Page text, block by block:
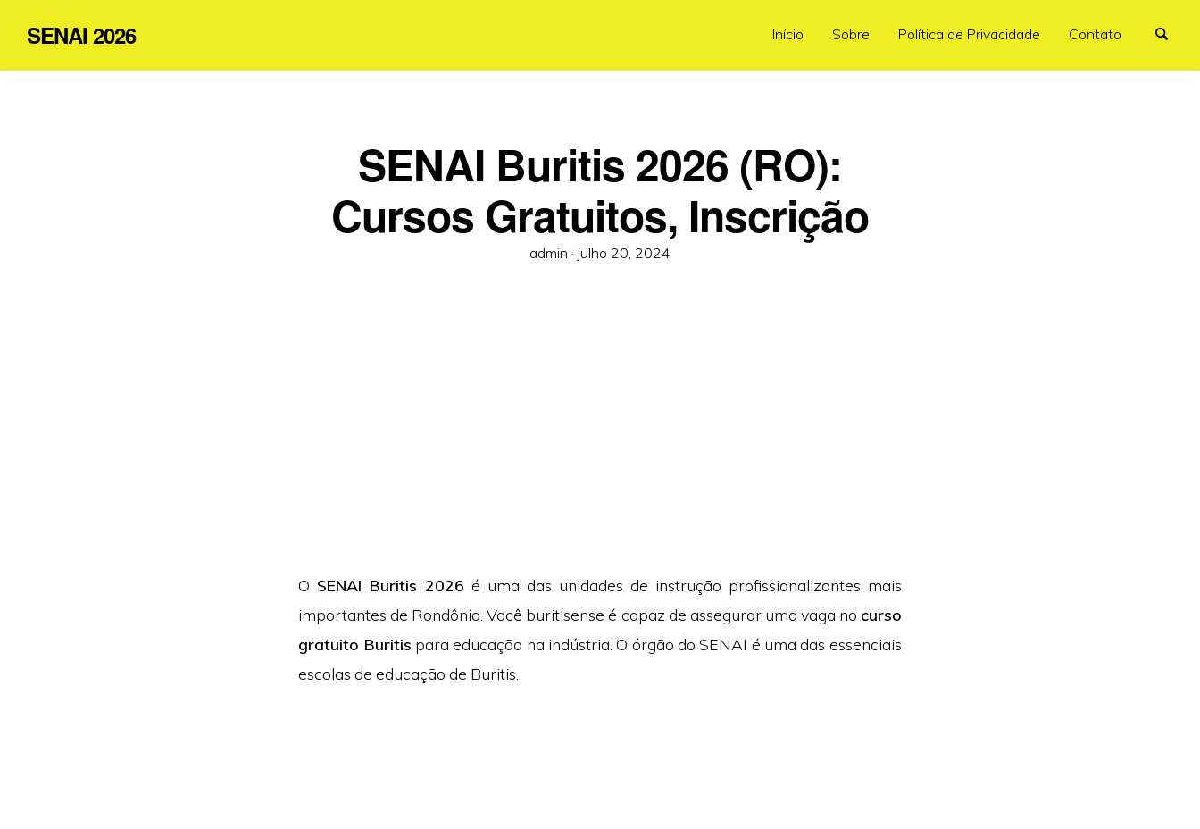
SENAI 2026 Início Sobre Política de Privacidade Contato
SENAI Buritis 2026 (RO):
Cursos Gratuitos, Inscrição
admin · Posted
julho 20, 2024
O SENAI Buritis 2026 é uma das unidades de instrução profissionalizantes mais
importantes de Rondônia. Você buritisense é capaz de assegurar uma vaga no curso
gratuito Buritis para educação na indústria. O órgão do SENAI é uma das essenciais
escolas de educação de Buritis.